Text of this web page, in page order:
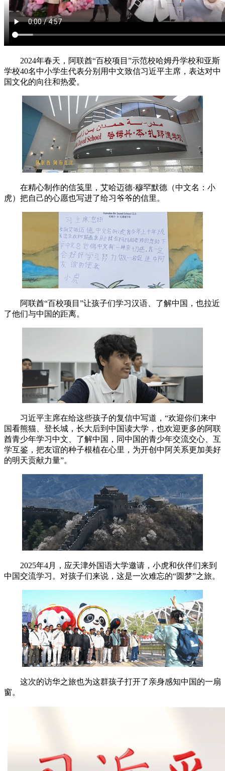
2024年春天，阿联酋“百校项目”示范校哈姆丹学校和亚斯
学校40名中小学生代表分别用中文致信习近平主席，表达对中
国文化的向往和热爱。
在精心制作的信笺里，艾哈迈德·穆罕默德（中文名：小
虎）把自己的心愿也写进了给习爷爷的信里。
阿联酋“百校项目”让孩子们学习汉语、了解中国，也拉近
了他们与中国的距离。
习近平主席在给这些孩子的复信中写道，“欢迎你们来中
国看熊猫、登长城，长大后到中国读大学，也欢迎更多的阿联
酋青少年学习中文、了解中国，同中国的青少年交流交心、互
学互鉴，把友谊的种子根植在心里，为开创中阿关系更加美好
的明天贡献力量”。
2025年4月，应天津外国语大学邀请，小虎和伙伴们来到
中国交流学习。对孩子们来说，这是一次难忘的“圆梦”之旅。
这次的访华之旅也为这群孩子打开了亲身感知中国的一扇
窗。